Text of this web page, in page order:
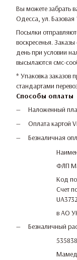
Вы можете забрать
Одесса, ул. Базовая
Посылки
воскресенья.
день при условии
высылаются смс-
* Упаковка заказов
стандартами
Способы оплаты
Наложенный
Оплата картой
Безналичная
ФЛП
Код
Счет
в АО
Безналичный